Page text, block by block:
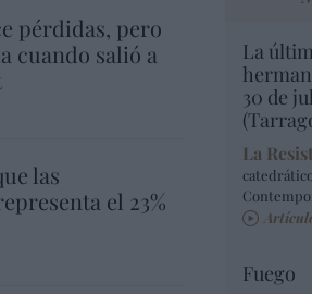
pérdidas, pero
cuando salió a
las
el 23%
La
30 de
La
Fuego